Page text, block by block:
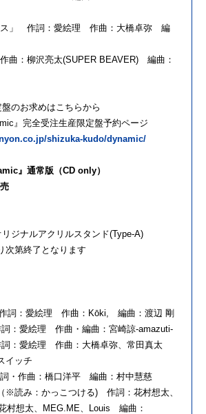
ス」 作詞：愛絵理 作曲：大橋卓弥 編
曲：柳沢亮太(SUPER BEAVER) 編曲：
のお求めはこちらから
』完全受注生産限定盤予約ページ
shizuka-kudo/dynamic/
』通常版（CD only）
ジナルアクリルスタンド(Type-A)
第終了となります
詞：愛絵理 作曲：Kōki, 編曲：渡辺 剛
：愛絵理 作曲・編曲：宮崎諒-amazuti-
：愛絵理 作曲：大橋卓弥、常田真太
イッチ
・作曲：橋口洋平 編曲：村中慧慈
※読み：かっこつける) 作詞：花村想太、
村想太、MEG.ME、Louis 編曲：